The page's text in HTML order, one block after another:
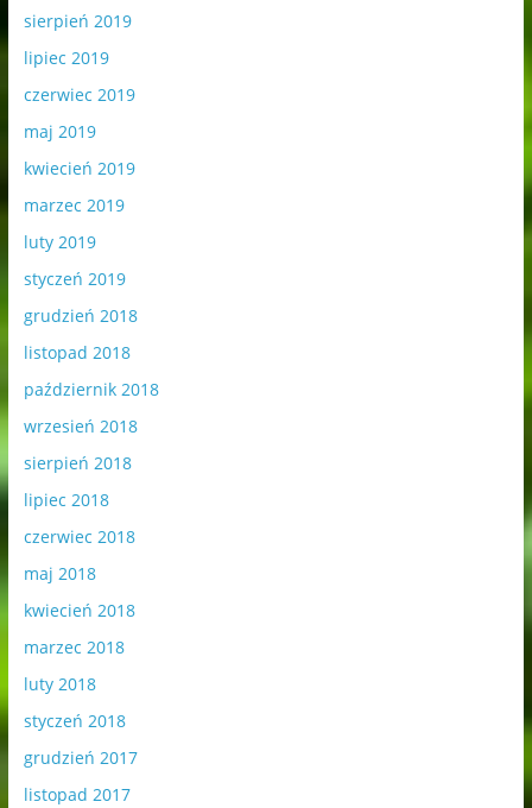
sierpień 2019
lipiec 2019
czerwiec 2019
maj 2019
kwiecień 2019
marzec 2019
luty 2019
styczeń 2019
grudzień 2018
listopad 2018
październik 2018
wrzesień 2018
sierpień 2018
lipiec 2018
czerwiec 2018
maj 2018
kwiecień 2018
marzec 2018
luty 2018
styczeń 2018
grudzień 2017
listopad 2017